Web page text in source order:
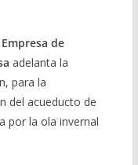
Empresa de
adelanta la
para la
del acueducto de
por la ola invernal